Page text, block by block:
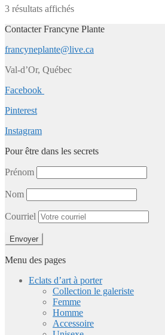
3 résultats affichés
Contacter Francyne Plante
francyneplante@live.ca
Val-d’Or, Québec
Facebook
Pinterest
Instagram
Pour être dans les secrets
Prénom
Nom
Courriel
Menu des pages
Eclats d’art à porter
Collection le galeriste
Femme
Homme
Accessoire